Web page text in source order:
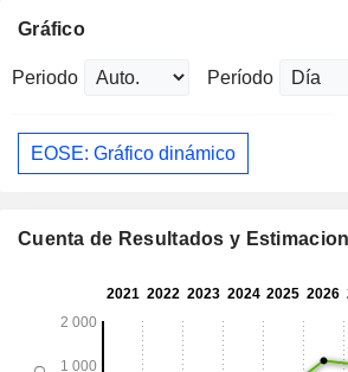
Gráfico
Periodo Período
EOSE: Gráfico dinámico
Cuenta de Resultados y